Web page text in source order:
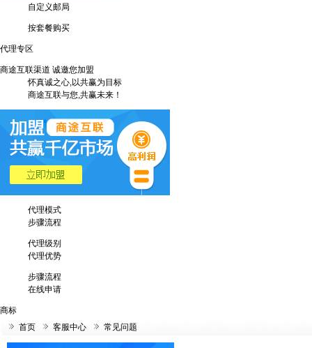
自定义邮局
按套餐购买
代理专区
商途互联渠道 诚邀您加盟
怀真诚之心,以共赢为目标
商途互联与您,共赢未来！
代理模式
步骤流程
代理级别
代理优势
步骤流程
在线申请
商标
首页
客服中心 常见问题